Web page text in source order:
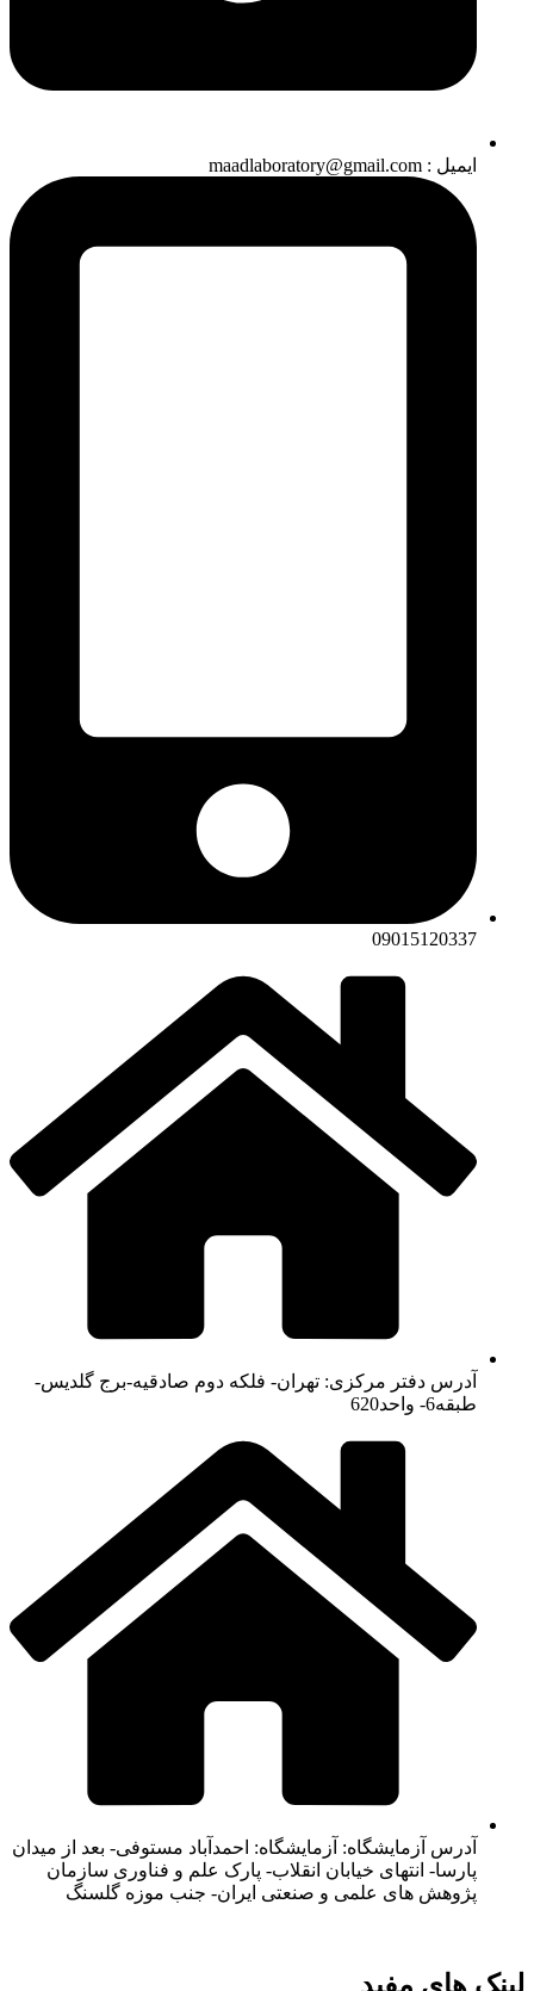
ایمیل : maadlaboratory@gmail.com
09015120337
آدرس دفتر مرکزی: تهران- فلکه دوم صادقیه-برج گلدیس-
طبقه6- واحد620
آدرس آزمایشگاه: آزمایشگاه: احمدآباد مستوفی- بعد از میدان
پارسا- انتهای خیابان انقلاب- پارک علم و فناوری سازمان
پژوهش های علمی و صنعتی ایران- جنب موزه گلسنگ
لینک های مفید